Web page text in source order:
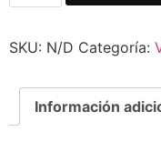
SKU: N/D Categoría:
Información